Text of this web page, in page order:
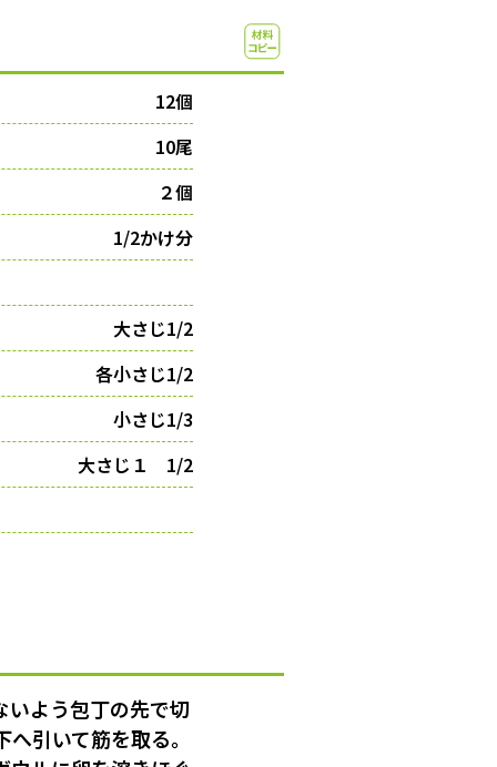
12個
10尾
２個
1/2かけ分
大さじ1/2
各小さじ1/2
小さじ1/3
大さじ１ 1/2
よう包丁の先で切
引いて筋を取る。